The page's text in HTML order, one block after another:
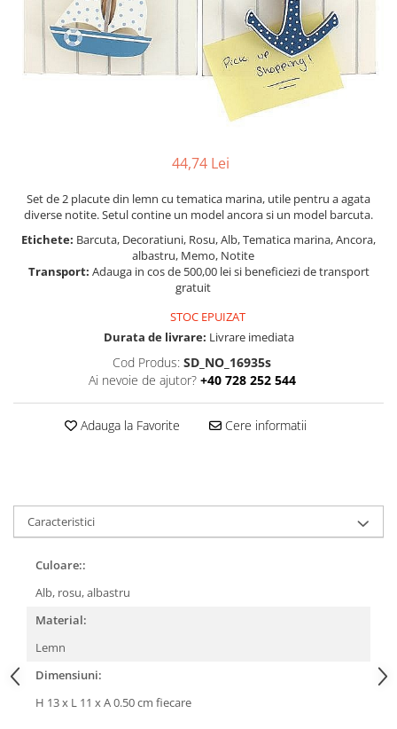
Barci, vapoare, ambarcatiuni
44,74 Lei
Set de 2 placute din lemn cu tematica marina, utile pentru a agata
diverse notite. Setul contine un model ancora si un model barcuta.
Etichete: Barcuta, Decoratiuni, Rosu, Alb, Tematica marina, Ancora,
albastru, Memo, Notite
Transport: Adauga in cos de 500,00 lei si beneficiezi de transport
gratuit
STOC EPUIZAT
Durata de livrare: Livrare imediata
Cod Produs: SD_NO_16935s
Ai nevoie de ajutor? +40 728 252 544
Adauga la Favorite Cere informatii
Caracteristici
Culoare::
Alb, rosu, albastru
Material:
Lemn
Dimensiuni:
H 13 x L 11 x A 0.50 cm fiecare